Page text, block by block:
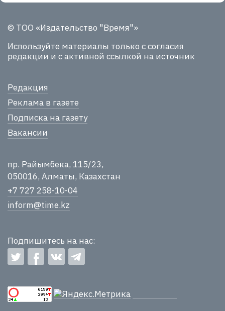
© ТОО «Издательство "Время"»
Используйте материалы только с согласия
редакции и с активной ссылкой на источник
Редакция
Реклама в газете
Подписка на газету
Вакансии
пр. Райымбека, 115/23,
050016, Алматы, Казахстан
+7 727 258-10-04
inform@time.kz
Подпишитесь на нас: